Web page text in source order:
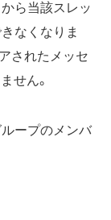
ら当該スレッ
なくなりま
されたメッセ
せん。
ープのメンバ